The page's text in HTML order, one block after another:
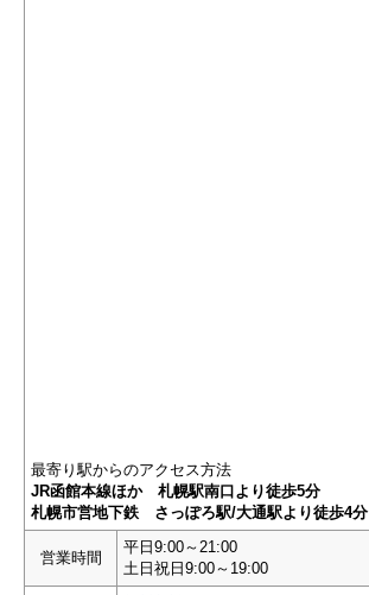
最寄り駅からのアクセス方法
JR函館本線ほか 札幌駅南口より徒歩5分
札幌市営地下鉄 さっぽろ駅/大通駅より徒歩4分
営業時間
平日9:00～21:00
土日祝日9:00～19:00